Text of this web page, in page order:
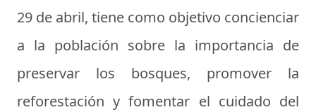
29 de abril, tiene como objetivo concienciar
a la población sobre la importancia de
preservar los bosques, promover la
reforestación y fomentar el cuidado del